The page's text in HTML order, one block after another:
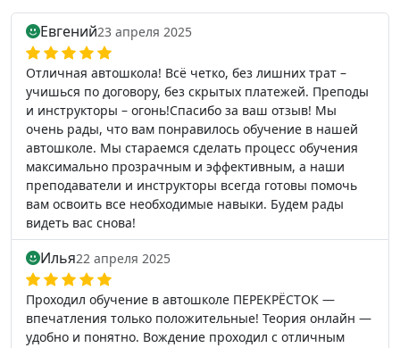
Евгений23 апреля 2025
Отличная автошкола! Всё четко, без лишних трат –
учишься по договору, без скрытых платежей. Преподы
и инструкторы – огонь!Спасибо за ваш отзыв! Мы
очень рады, что вам понравилось обучение в нашей
автошколе. Мы стараемся сделать процесс обучения
максимально прозрачным и эффективным, а наши
преподаватели и инструкторы всегда готовы помочь
вам освоить все необходимые навыки. Будем рады
видеть вас снова!
Илья22 апреля 2025
Проходил обучение в автошколе ПЕРЕКРЁСТОК —
впечатления только положительные! Теория онлайн —
удобно и понятно. Вождение проходил с отличным